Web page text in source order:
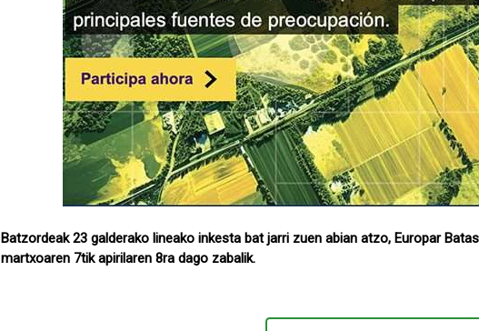
Batzordeak 23 galderako lineako inkesta bat jarri zuen abian atzo, Europar
martxoaren 7tik apirilaren 8ra dago zabalik.